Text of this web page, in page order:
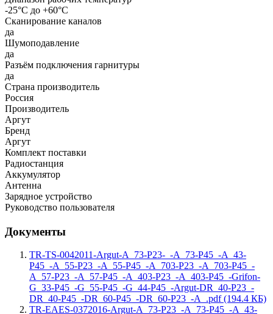
-25°С до +60°С
Сканирование каналов
да
Шумоподавление
да
Разъём подключения гарнитуры
да
Страна производитель
Россия
Производитель
Аргут
Бренд
Аргут
Комплект поставки
Радиостанция
Аккумулятор
Антенна
Зарядное устройство
Руководство пользователя
Документы
TR-TS-0042011-Argut-A_73-P23-_-A_73-P45_-A_43-
P45_-A_55-P23_-A_55-P45_-A_703-P23_-A_703-P45_-
A_57-P23_-A_57-P45_-A_403-P23_-A_403-P45_-Grifon-
G_33-P45_-G_55-P45_-G_44-P45_-Argut-DR_40-P23_-
DR_40-P45_-DR_60-P45_-DR_60-P23_-A_.pdf (194.4 КБ)
TR-EAES-0372016-Argut-A_73-P23_-A_73-P45_-A_43-